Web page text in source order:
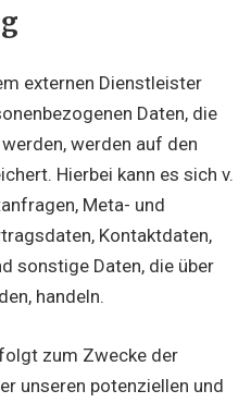
externen Dienstleister
Daten, die
werden auf den
Hierbei kann es sich v.
Meta- und
Kontaktdaten,
sonstige Daten, die über
handeln.
zum Zwecke der
unseren potenziellen und